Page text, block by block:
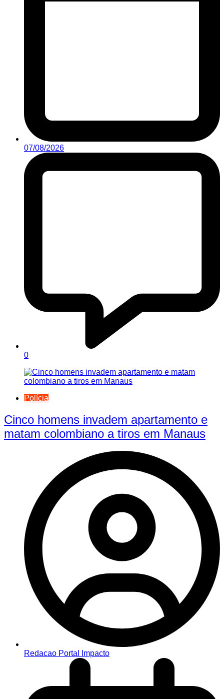
07/08/2026
0
Polícia
Cinco homens invadem apartamento e
matam colombiano a tiros em Manaus
Redacao Portal Impacto